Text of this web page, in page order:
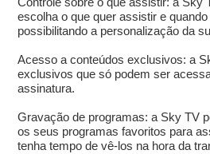
escolha o que quer assistir e
possibilitando a personalização da
Acesso a conteúdos exclusivos: a
exclusivos que só podem ser
assinatura.
Gravação de programas: a Sky TV
os seus programas favoritos para
tenha tempo de vê-los na hora da